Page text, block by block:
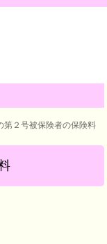
第２号被保険者の保険料